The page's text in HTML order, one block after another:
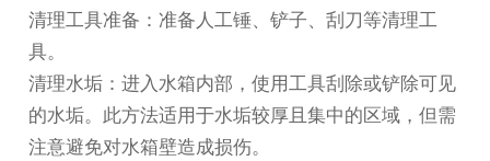
清理工具准备：准备人工锤、铲子、刮刀等清理工
具。
清理水垢：进入水箱内部，使用工具刮除或铲除可见
的水垢。此方法适用于水垢较厚且集中的区域，但需
注意避免对水箱壁造成损伤。